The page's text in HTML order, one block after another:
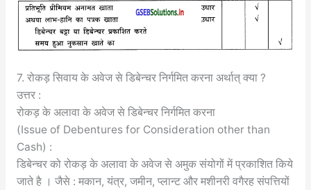
7. रोकड़ सिवाय के अवेज से डिबेन्चर निर्गमित करना अर्थात् क्या ?
उत्तर :
रोकड़ के अलावा के अवेज से डिबेन्चर निर्गमित करना
(Issue of Debentures for Consideration other than
Cash) :
डिबेन्चर को रोकड़ के अलावा के अवेज से अमुक संयोगों में प्रकाशित किये
जाते है । जैसे : मकान, यंत्र, जमीन, प्लान्ट और मशीनरी वगैरह संपत्तियों